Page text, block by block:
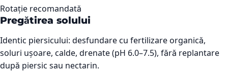
Rotație recomandată
Pregătirea solului
Identic piersicului: desfundare cu fertilizare organică,
soluri ușoare, calde, drenate (pH 6.0–7.5), fără replantare
după piersic sau nectarin.